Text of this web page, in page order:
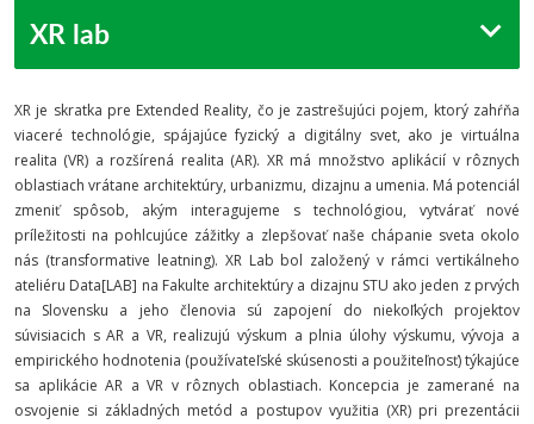
XR lab
XR je skratka pre Extended Reality, čo je zastrešujúci pojem, ktorý zahŕňa
viaceré technológie, spájajúce fyzický a digitálny svet, ako je virtuálna
realita (VR) a rozšírená realita (AR). XR má množstvo aplikácií v rôznych
oblastiach vrátane architektúry, urbanizmu, dizajnu a umenia. Má potenciál
zmeniť spôsob, akým interagujeme s technológiou, vytvárať nové
príležitosti na pohlcujúce zážitky a zlepšovať naše chápanie sveta okolo
nás (transformative leatning). XR Lab bol založený v rámci vertikálneho
ateliéru Data[LAB] na Fakulte architektúry a dizajnu STU ako jeden z prvých
na Slovensku a jeho členovia sú zapojení do niekoľkých projektov
súvisiacich s AR a VR, realizujú výskum a plnia úlohy výskumu, vývoja a
empirického hodnotenia (používateľské skúsenosti a použiteľnosť) týkajúce
sa aplikácie AR a VR v rôznych oblastiach. Koncepcia je zamerané na
osvojenie si základných metód a postupov využitia (XR) pri prezentácii